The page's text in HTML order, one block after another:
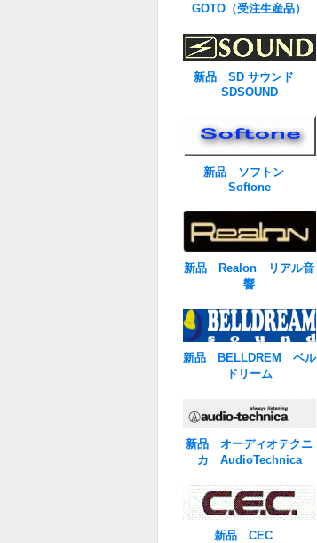
GOTO（受注生産品）
新品 SD サウンド
SDSOUND
新品 ソフトン
Softone
新品 Realon リアル音
響
新品 BELLDREM ベル
ドリーム
新品 オーディオテクニ
カ AudioTechnica
新品 CEC